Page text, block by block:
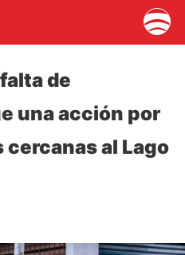
de
una acción por
al Lago